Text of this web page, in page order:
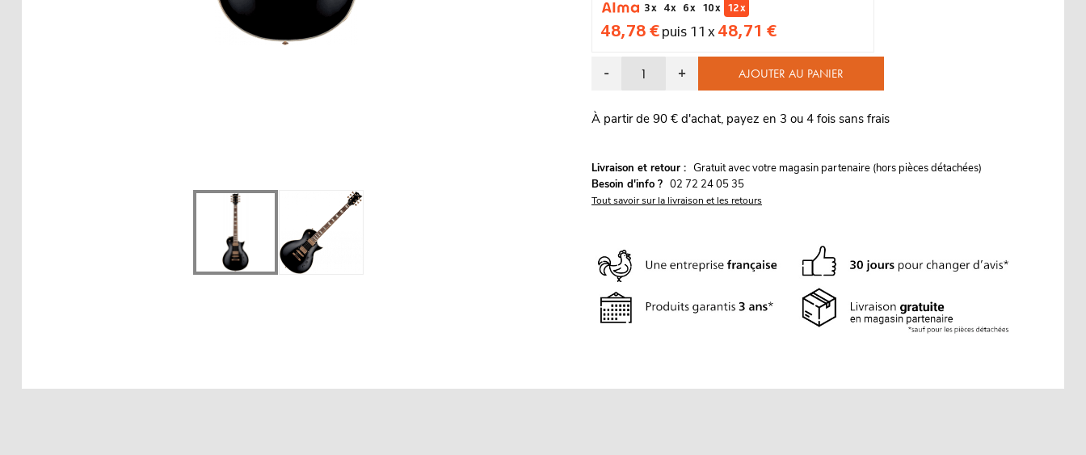
3 x 4 x 6 x 10 x 12 x
48,78 €puis 11 x48,71 €
- + AJOUTER AU PANIER
À partir de 90 € d'achat, payez en 3 ou 4 fois sans frais
Livraison et retour : Gratuit avec votre magasin partenaire (hors pièces détachées)
Besoin d'info ? 02 72 24 05 35
Tout savoir sur la livraison et les retours